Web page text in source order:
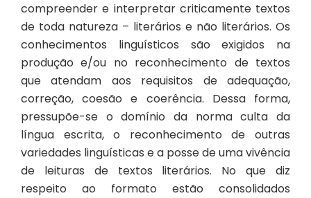
compreender e interpretar criticamente textos
de toda natureza – literários e não literários. Os
conhecimentos linguísticos são exigidos na
produção e/ou no reconhecimento de textos
que atendam aos requisitos de adequação,
correção, coesão e coerência. Dessa forma,
pressupõe-se o domínio da norma culta da
língua escrita, o reconhecimento de outras
variedades linguísticas e a posse de uma vivência
de leituras de textos literários. No que diz
respeito ao formato estão consolidados